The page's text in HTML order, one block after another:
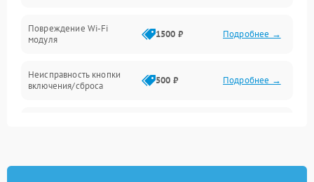
Повреждение Wi-Fi
модуля
1500 ₽ Подробнее →
Неисправность кнопки
включения/сброса
500 ₽ Подробнее →
процессора